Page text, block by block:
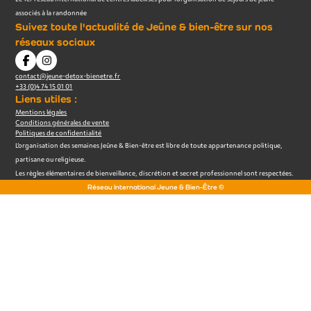
associés à la randonnée
Suivez toute l'actualité de Jeûne & bien-être sur nos
réseaux sociaux
contact@jeune-detox-bienetre.fr
+33 (0)4 74 15 01 01
Liens utiles :
Mentions légales
Conditions générales de vente
Politiques de confidentialité
L’organisation des semaines Jeûne & Bien-être est libre de toute appartenance politique,
partisane ou religieuse.
Les règles élémentaires de bienveillance, discrétion et secret professionnel sont respectées.
Réseau International Jeune & Bien-Être ©